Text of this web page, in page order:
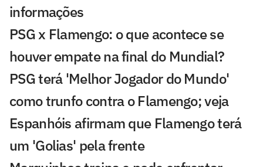
informações
PSG x Flamengo: o que acontece se
houver empate na final do Mundial?
PSG terá 'Melhor Jogador do Mundo'
como trunfo contra o Flamengo; veja
Espanhóis afirmam que Flamengo terá
um 'Golias' pela frente